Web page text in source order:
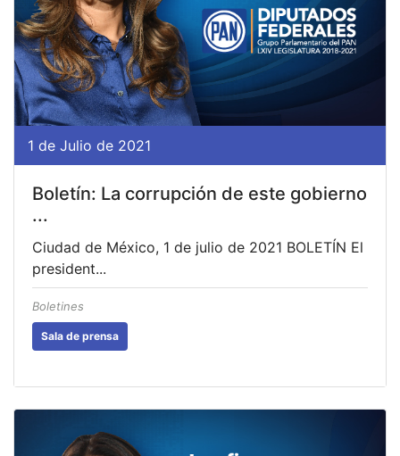
1 de Julio de 2021
Boletín: La corrupción de este gobierno
...
Ciudad de México, 1 de julio de 2021 BOLETÍN El
president...
Boletines
Sala de prensa